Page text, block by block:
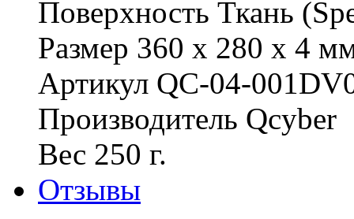
Поверхность Ткань
Размер 360 х 280 х 4
Артикул QC-04-
Производитель Qcyber
Вес 250 г.
Отзывы